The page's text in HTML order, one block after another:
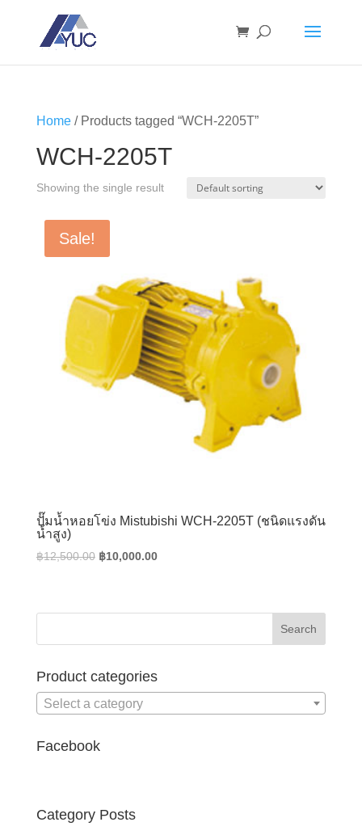
Home/ Products tagged “WCH-2205T”
WCH-2205T
Showing the single result
Sale!
ปั๊มน้ำหอยโข่ง Mistubishi WCH-2205T (ชนิดแรงดัน
น้ำสูง)
฿12,500.00 Original
฿12,500.00.
฿10,000.00Current
฿10,000.00.
Product categories
Select a category
Facebook
Category Posts